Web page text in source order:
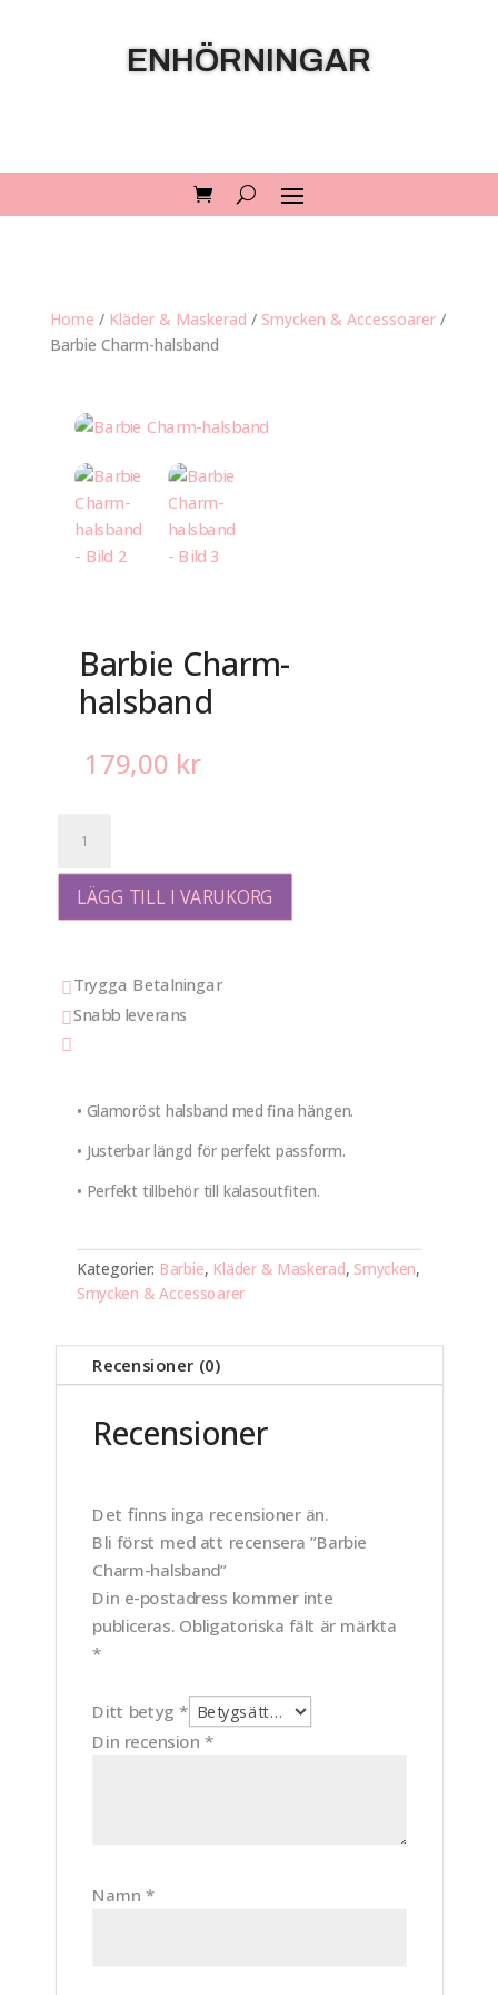
ENHÖRNINGAR
Home / Kläder & Maskerad / Smycken & Accessoarer/
Barbie Charm-halsband
Barbie Charm-
halsband
179,00 kr
Charm-
halsband
mängd
LÄGG TILL I VARUKORG
Trygga Betalningar
Snabb leverans

• Glamoröst halsband med fina hängen.
• Justerbar längd för perfekt passform.
• Perfekt tillbehör till kalasoutfiten.
Kategorier: Barbie, Kläder & Maskerad, Smycken,
Smycken & Accessoarer
Recensioner (0)
Recensioner
Det finns inga recensioner än.
Bli först med att recensera ”Barbie
Charm-halsband”
Din e-postadress kommer inte
publiceras. Obligatoriska fält är märkta
*
Ditt betyg *
Din recension *
Namn *